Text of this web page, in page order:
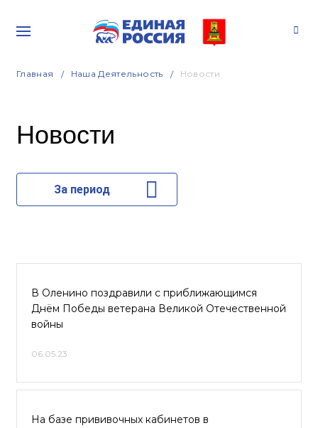
Главная Наша Деятельность Новости
Новости
За период
В Оленино поздравили с приближающимся
Днём Победы ветерана Великой Отечественной
войны
06.05.23
На базе прививочных кабинетов в